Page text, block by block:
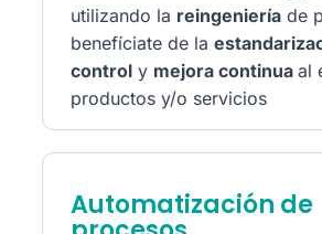
utilizando la reingeniería de
benefíciate de la
control y mejora continua al
productos y/o servicios
Automatización de